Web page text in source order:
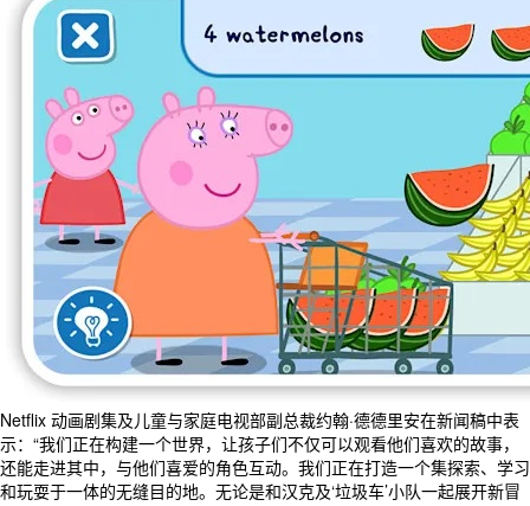
Netflix 动画剧集及儿童与家庭电视部副总裁约翰·德德里安在新闻稿中表
示：“我们正在构建一个世界，让孩子们不仅可以观看他们喜欢的故事，
还能走进其中，与他们喜爱的角色互动。我们正在打造一个集探索、学习
和玩耍于一体的无缝目的地。无论是和汉克及‘垃圾车’小队一起展开新冒